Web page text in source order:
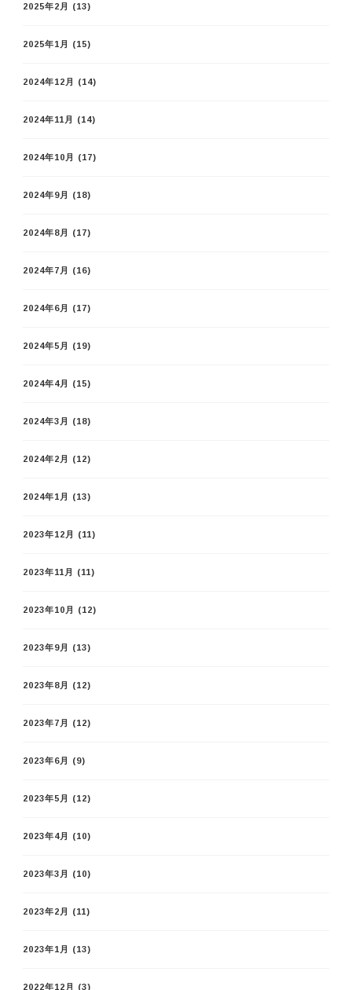
2025年2月 (13)
2025年1月 (15)
2024年12月 (14)
2024年11月 (14)
2024年10月 (17)
2024年9月 (18)
2024年8月 (17)
2024年7月 (16)
2024年6月 (17)
2024年5月 (19)
2024年4月 (15)
2024年3月 (18)
2024年2月 (12)
2024年1月 (13)
2023年12月 (11)
2023年11月 (11)
2023年10月 (12)
2023年9月 (13)
2023年8月 (12)
2023年7月 (12)
2023年6月 (9)
2023年5月 (12)
2023年4月 (10)
2023年3月 (10)
2023年2月 (11)
2023年1月 (13)
2022年12月 (3)